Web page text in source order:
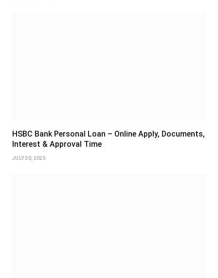
HSBC Bank Personal Loan – Online Apply, Documents,
Interest & Approval Time
JULY 30, 2025